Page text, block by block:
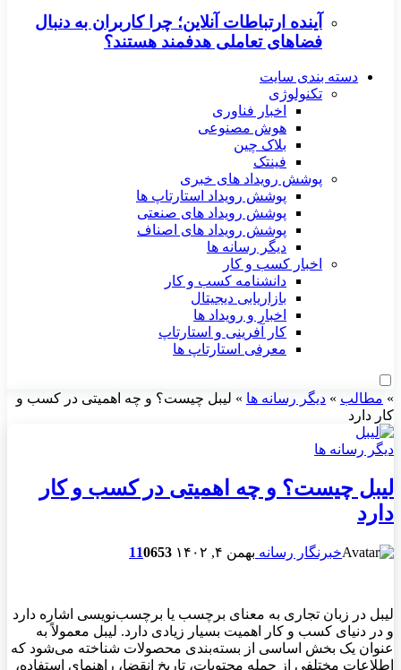
آینده ارتباطات آنلاین؛ چرا کاربران به دنبال
فضاهای تعاملی هدفمند هستند؟
دسته بندی سایت
تکنولوژی
اخبار فناوری
هوش مصنوعی
بلاک چین
فینتک
پوشش رویداد های خبری
پوشش رویداد استارتاپ ها
پوشش رویداد های صنعتی
پوشش رویداد های اصناف
دیگر رسانه ها
اخبار کسب و کار
دانشنامه کسب و کار
بازاریابی دیجیتال
اخبار و رویداد ها
کار آفرینی و استارتاپ
معرفی استارتاپ ها
» مطالب » دیگر رسانه ها » لیبل چیست؟ و چه اهمیتی در کسب و
کار دارد
دیگر رسانه ها
لیبل چیست؟ و چه اهمیتی در کسب و کار
دارد
خبرنگار رسانه بهمن ۴, ۱۴۰۲ 110653
لیبل در زبان تجاری به معنای برچسب یا برچسب‌نویسی اشاره دارد
و در دنیای کسب و کار اهمیت بسیار زیادی دارد. لیبل معمولاً به
عنوان یک بخش اساسی از بسته‌بندی محصولات شناخته می‌شود که
اطلاعات مختلفی از جمله محتویات، تاریخ انقضا، راهنمای استفاده،